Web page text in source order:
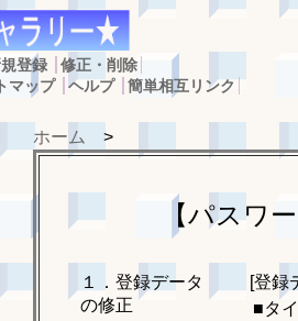
登録
修正・削除
マップ ヘルプ 簡単相互リンク
ホーム >
【パスワ
１．登録データ
の修正
[登録
■タ